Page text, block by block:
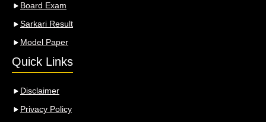
Board Exam
Sarkari Result
Model Paper
Quick Links
Disclaimer
Privacy Policy